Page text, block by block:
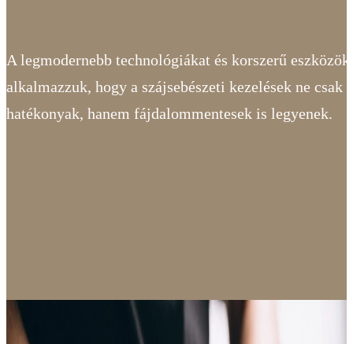
A legmodernebb technológiákat és korszerű
alkalmazzuk, hogy a szájsebészeti kezelések ne csak
hatékonyak, hanem fájdalommentesek is legyenek.